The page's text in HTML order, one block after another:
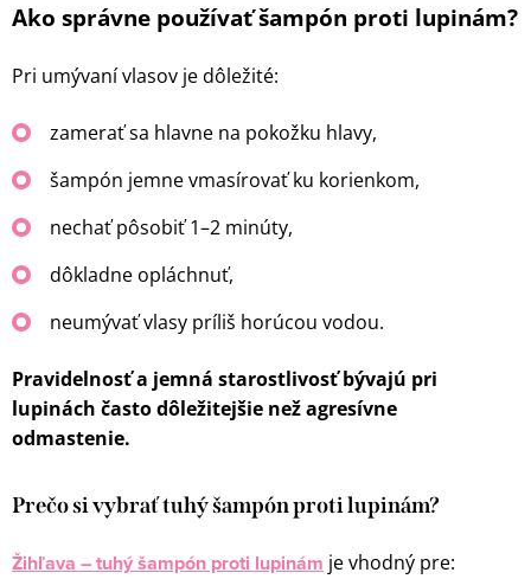
Ako správne používať šampón proti lupinám?
Pri umývaní vlasov je dôležité:
zamerať sa hlavne na pokožku hlavy,
šampón jemne vmasírovať ku korienkom,
nechať pôsobiť 1–2 minúty,
dôkladne opláchnuť,
neumývať vlasy príliš horúcou vodou.
Pravidelnosť a jemná starostlivosť bývajú pri
lupinách často dôležitejšie než agresívne
odmastenie.
Prečo si vybrať tuhý šampón proti lupinám?
Žihľava – tuhý šampón proti lupinám je vhodný pre: